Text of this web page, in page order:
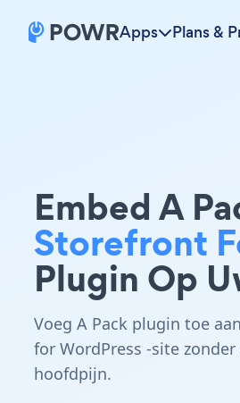
Apps Plans &
Embed A
Storefront
Plugin Op
Voeg A Pack plugin toe
for WordPress -site
hoofdpijn.